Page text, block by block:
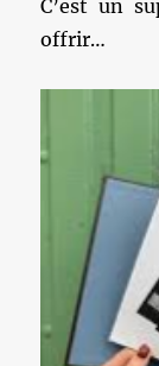
C’est un
offrir…